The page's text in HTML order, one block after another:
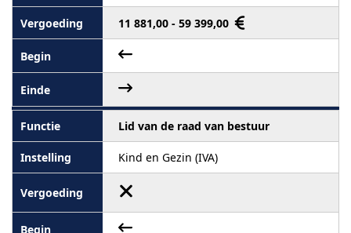
11 881,00 - 59 399,00
Lid van de raad van bestuur
Kind en Gezin (IVA)